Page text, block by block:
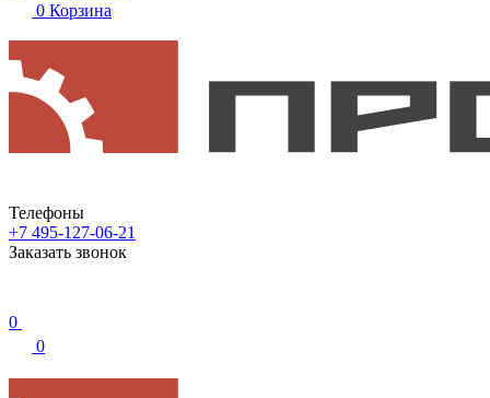
0 Корзина
Телефоны
+7 495-127-06-21
Заказать звонок
0
0